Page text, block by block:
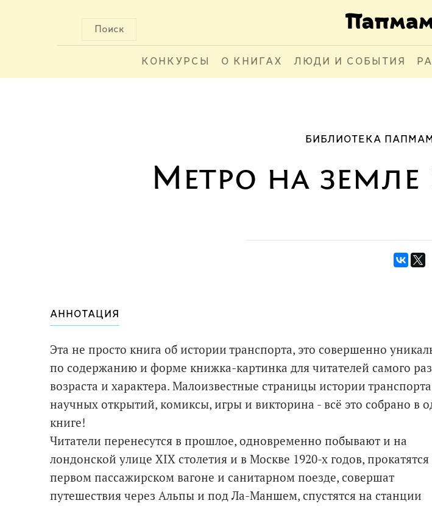
Поиск
КОНКУРСЫ О КНИГАХ ЛЮДИ И СОБЫТИЯ
БИБЛИОТЕКА
Метро на
АННОТАЦИЯ
Эта не просто книга об истории транспорта, это совершенно
по содержанию и форме книжка-картинка для читателей самого
возраста и характера. Малоизвестные страницы истории
научных открытий, комиксы, игры и викторина - всё это собрано в
книге!
Читатели перенесутся в прошлое, одновременно побывают и на
лондонской улице XIX столетия и в Москве 1920-х годов, прокатятся
первом пассажирском вагоне и санитарном поезде, совершат
путешествия через Альпы и под Ла-Маншем, спустятся на станции